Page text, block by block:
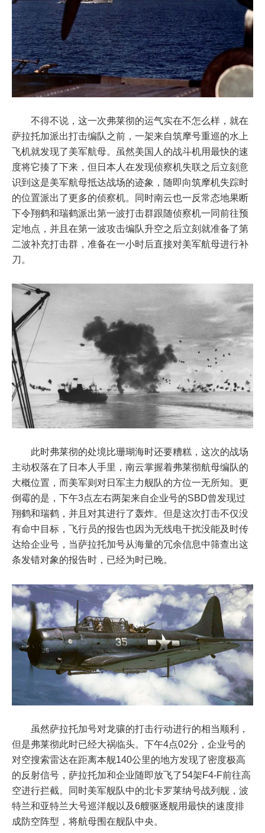
不得不说，这一次弗莱彻的运气实在不怎么样，就在
萨拉托加派出打击编队之前，一架来自筑摩号重巡的水上
飞机就发现了美军航母。虽然美国人的战斗机用最快的速
度将它揍了下来，但日本人在发现侦察机失联之后立刻意
识到这是美军航母抵达战场的迹象，随即向筑摩机失踪时
的位置派出了更多的侦察机。同时南云也一反常态地果断
下令翔鹤和瑞鹤派出第一波打击群跟随侦察机一同前往预
定地点，并且在第一波攻击编队升空之后立刻就准备了第
二波补充打击群，准备在一小时后直接对美军航母进行补
刀。
此时弗莱彻的处境比珊瑚海时还要糟糕，这次的战场
主动权落在了日本人手里，南云掌握着弗莱彻航母编队的
大概位置，而美军则对日军主力舰队的方位一无所知。更
倒霉的是，下午3点左右两架来自企业号的SBD曾发现过
翔鹤和瑞鹤，并且对其进行了轰炸。但是这次打击不仅没
有命中目标，飞行员的报告也因为无线电干扰没能及时传
达给企业号，当萨拉托加号从海量的冗余信息中筛查出这
条发错对象的报告时，已经为时已晚。
虽然萨拉托加号对龙骧的打击行动进行的相当顺利，
但是弗莱彻此时已经大祸临头。下午4点02分，企业号的
对空搜索雷达在距离本舰140公里的地方发现了密度极高
的反射信号，萨拉托加和企业随即放飞了54架F4-F前往高
空进行拦截。同时美军舰队中的北卡罗莱纳号战列舰，波
特兰和亚特兰大号巡洋舰以及6艘驱逐舰用最快的速度排
成防空阵型，将航母围在舰队中央。